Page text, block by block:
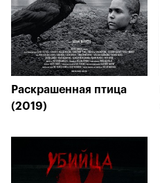
Раскрашенная птица
(2019)